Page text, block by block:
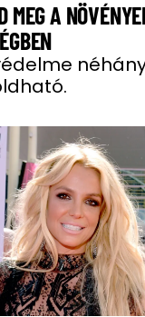
MEG A